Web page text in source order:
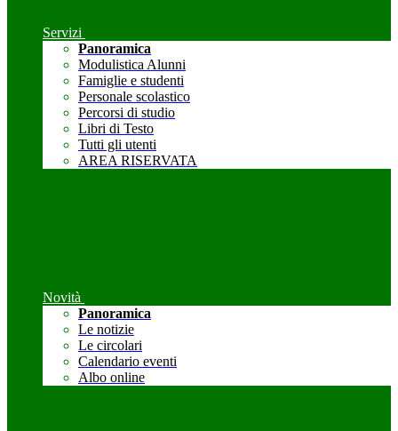
Servizi
Panoramica
Modulistica Alunni
Famiglie e studenti
Personale scolastico
Percorsi di studio
Libri di Testo
Tutti gli utenti
AREA RISERVATA
Novità
Panoramica
Le notizie
Le circolari
Calendario eventi
Albo online